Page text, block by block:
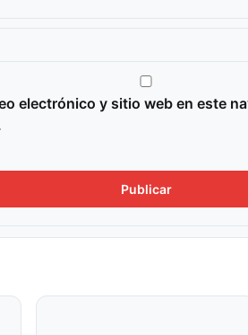
electrónico y sitio web en este